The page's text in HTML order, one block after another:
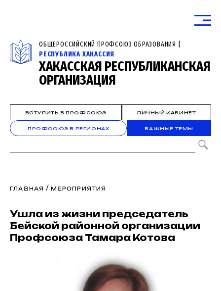
ОБЩЕРОССИЙСКИЙ ПРОФСОЮЗ ОБРАЗОВАНИЯ |
РЕСПУБЛИКА ХАКАССИЯ
ХАКАССКАЯ РЕСПУБЛИКАНСКАЯ
ОРГАНИЗАЦИЯ
ВСТУПИТЬ В ПРОФСОЮЗ ЛИЧНЫЙ КАБИНЕТ
ПРОФСОЮЗ В РЕГИОНАХ ВАЖНЫЕ ТЕМЫ
ГЛАВНАЯ /МЕРОПРИЯТИЯ
Ушла из жизни председатель
Бейской районной организации
Профсоюза Тамара Котова